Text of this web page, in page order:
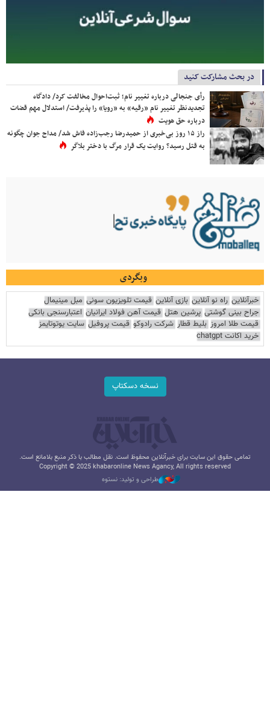
در بحث مشارکت کنید
رأی جنجالی درباره تغییر نام؛ ثبت‌احوال مخالفت کرد/ دادگاه
تجدیدنظر تغییر نام «رقیه» به «رویا» را پذیرفت/ استدلال مهم قضات
درباره حق هویت
راز ۱۵ روز بی‌خبری از حمیدرضا رجب‌زاده فاش شد/ مداح جوان چگونه
به قتل رسید؟ روایت یک قرار مرگ با دختر بلاگر
وبگردی
خبرآنلاین راه نو آنلاین بازی آنلاین قیمت تلویزیون سونی مبل مینیمال
جراح بینی گوشتی پرشین هتل قیمت آهن فولاد ایرانیان اعتبارسنجی بانکی
قیمت طلا امروز بلیط قطار شرکت رادوکو قیمت پروفیل سایت یوتوتایمز
خرید اکانت chatgpt
نسخه دسکتاپ
تمامی حقوق این سایت برای خبرآنلاین محفوظ است. نقل مطالب با ذکر منبع بلامانع است.
Copyright © 2025 khabaronline News Agancy, All rights reserved
طراحی و تولید: نستوه